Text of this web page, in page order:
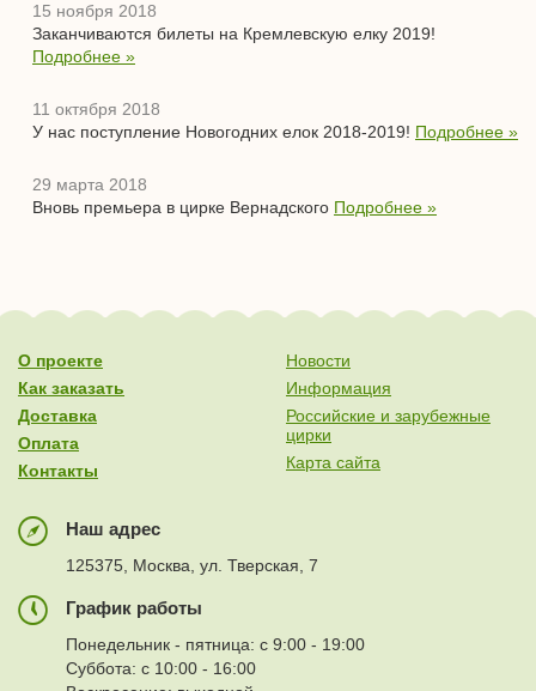
15 ноября 2018
Заканчиваются билеты на Кремлевскую елку 2019!
Подробнее »
11 октября 2018
У нас поступление Новогодних елок 2018-2019! Подробнее »
29 марта 2018
Вновь премьера в цирке Вернадского Подробнее »
О проекте
Как заказать
Доставка
Оплата
Контакты
Новости
Информация
Российские и зарубежные
цирки
Карта сайта
Наш адрес
125375, Москва, ул. Тверская, 7
График работы
Понедельник - пятница: с 9:00 - 19:00
Суббота: с 10:00 - 16:00